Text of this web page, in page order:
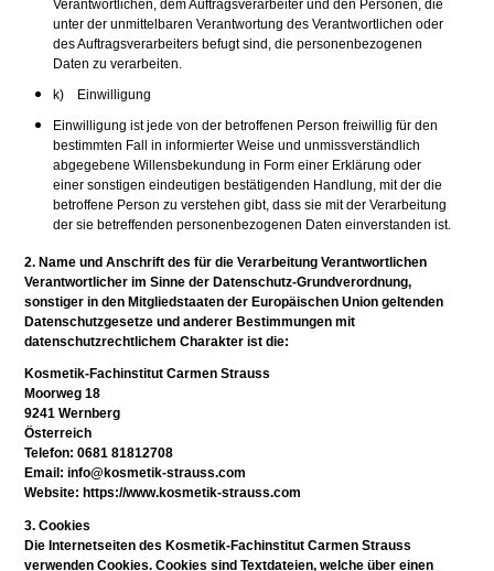
Verantwortlichen, dem Auftragsverarbeiter und den Personen, die
unter der unmittelbaren Verantwortung des Verantwortlichen oder
des Auftragsverarbeiters befugt sind, die personenbezogenen
Daten zu verarbeiten.
k) Einwilligung
Einwilligung ist jede von der betroffenen Person freiwillig für den
bestimmten Fall in informierter Weise und unmissverständlich
abgegebene Willensbekundung in Form einer Erklärung oder
einer sonstigen eindeutigen bestätigenden Handlung, mit der die
betroffene Person zu verstehen gibt, dass sie mit der Verarbeitung
der sie betreffenden personenbezogenen Daten einverstanden ist.
2. Name und Anschrift des für die Verarbeitung Verantwortlichen
Verantwortlicher im Sinne der Datenschutz-Grundverordnung,
sonstiger in den Mitgliedstaaten der Europäischen Union geltenden
Datenschutzgesetze und anderer Bestimmungen mit
datenschutzrechtlichem Charakter ist die:
Kosmetik-Fachinstitut Carmen Strauss
Moorweg 18
9241 Wernberg
Österreich
Telefon: 0681 81812708
Email: info@kosmetik-strauss.com
Website: https://www.kosmetik-strauss.com
3. Cookies
Die Internetseiten des Kosmetik-Fachinstitut Carmen Strauss
verwenden Cookies. Cookies sind Textdateien, welche über einen